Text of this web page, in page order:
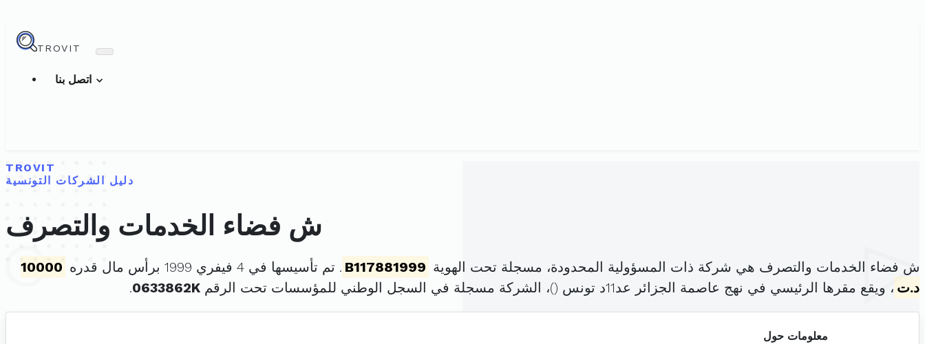
TROVIT
TROVIT
دليل الشركات التونسية
ش فضاء الخدمات والتصرف
ش فضاء الخدمات والتصرف هي شركة ذات المسؤولية المحدودة، مسجلة تحت الهوية B117881999 . تم تأسيسها في 4 فيفري 1999 برأس مال قدره
10000
د.ت ، ويقع مقرها الرئيسي في نهج عاصمة الجزائر عد11د تونس ( )، الشركة مسجلة في السجل الوطني للمؤسسات تحت الرقم 0633862K
.
معلومات حول